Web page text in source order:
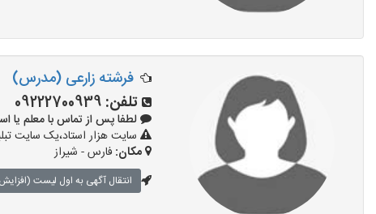
فرشته زارعی (مدرس)
تلفن: 09222700939
لطفا پس از تماس با معلم یا استاد
سایت هزار استاد،یک سایت
مکان: فارس - شیراز
انتقال آگهی به اول لیست